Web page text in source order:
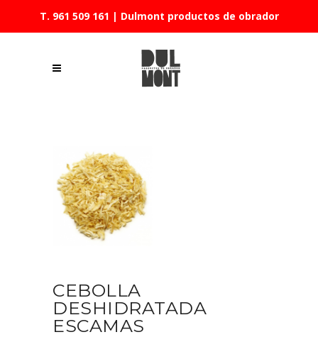
T. 961 509 161 | Dulmont productos de obrador
CEBOLLA
DESHIDRATADA
ESCAMAS